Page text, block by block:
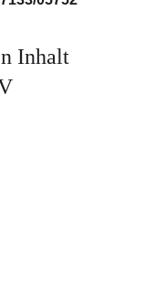
Inhalt